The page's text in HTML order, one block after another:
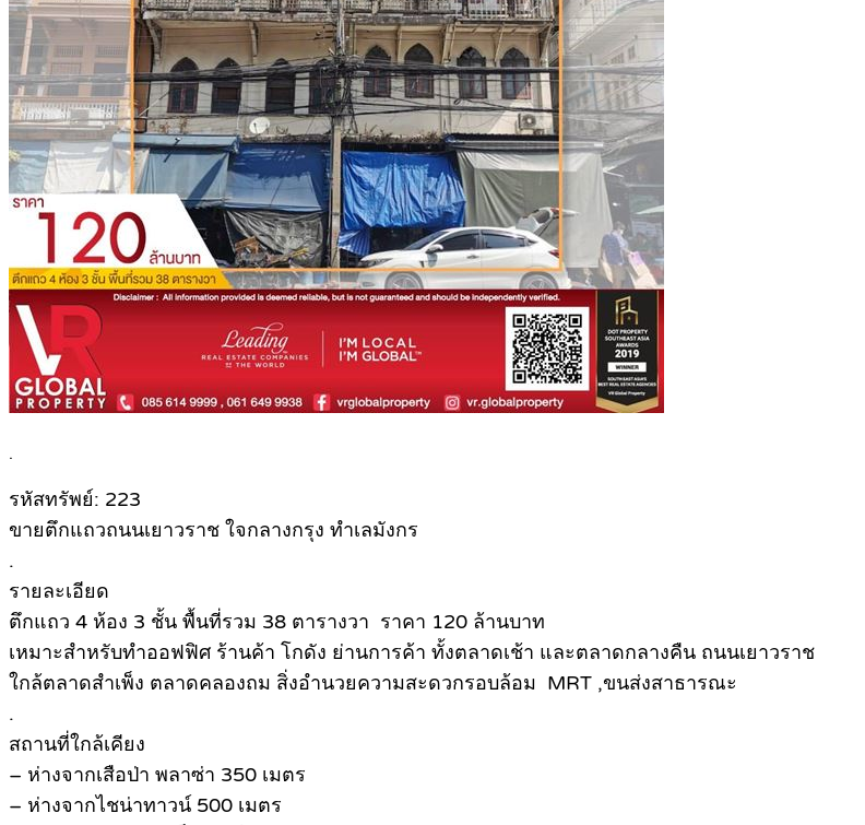
.
รหัสทรัพย์: 223
ขายตึกแถวถนนเยาวราช ใจกลางกรุง ทำเลมังกร
.
รายละเอียด
ตึกแถว 4 ห้อง 3 ชั้น พื้นที่รวม 38 ตารางวา ราคา 120 ล้านบาท
เหมาะสำหรับทำออฟฟิศ ร้านค้า โกดัง ย่านการค้า ทั้งตลาดเช้า และตลาดกลางคืน ถนนเยาวราช
ใกล้ตลาดสำเพ็ง ตลาดคลองถม สิ่งอำนวยความสะดวกรอบล้อม MRT ,ขนส่งสาธารณะ
.
สถานที่ใกล้เคียง
– ห่างจากเสือป่า พลาซ่า 350 เมตร
– ห่างจากไชน่าทาวน์ 500 เมตร